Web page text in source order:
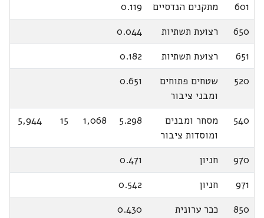
601
מתקנים הנדסיים
0.119
650
רצועת תשתיות
0.044
651
רצועת תשתיות
0.182
520
שטחים פתוחים
ומבני ציבור
0.651
540
מסחר ומבנים
ומוסדות ציבור
5.298
1,068
15
5,944
970 חניון
0.471
971
חניון
0.542
850
ככר ערונית
0.430